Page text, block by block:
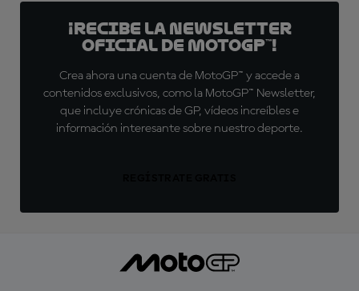
¡Recibe la Newsletter
oficial de MotoGP™!
Crea ahora una cuenta de MotoGP™ y accede a
contenidos exclusivos, como la MotoGP™ Newsletter,
que incluye crónicas de GP, vídeos increíbles e
información interesante sobre nuestro deporte.